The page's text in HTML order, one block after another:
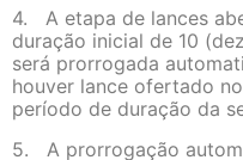
4. A etapa de lances
duração inicial de 10
será prorrogada
houver lance ofertado
período de duração da
5. A prorrogação